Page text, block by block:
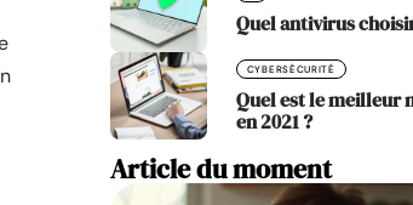
Quel antivirus
CYBERSÉCURITÉ
Quel est le meilleur
en 2021 ?
Article du moment